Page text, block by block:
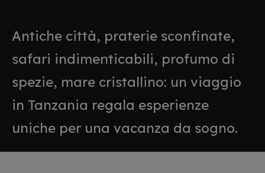
Antiche città, praterie sconfinate,
safari indimenticabili, profumo di
spezie, mare cristallino: un viaggio
in Tanzania regala esperienze
uniche per una vacanza da sogno.